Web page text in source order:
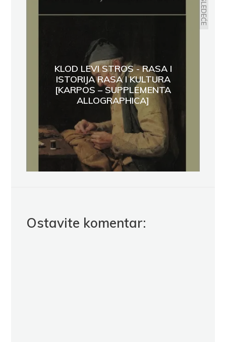
SLEDEĆE
KLOD LEVI STROS - RASA I
ISTORIJA RASA I KULTURA
[KARPOS – SUPPLEMENTA
ALLOGRAPHICA]
Ostavite komentar: